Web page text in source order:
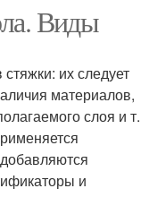
Виды
их следует
материалов,
слоя и т.
и